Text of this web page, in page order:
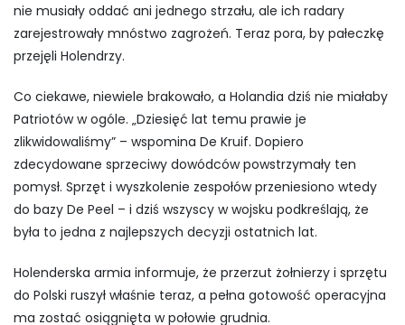
nie musiały oddać ani jednego strzału, ale ich radary
zarejestrowały mnóstwo zagrożeń. Teraz pora, by pałeczkę
przejęli Holendrzy.
Co ciekawe, niewiele brakowało, a Holandia dziś nie miałaby
Patriotów w ogóle. „Dziesięć lat temu prawie je
zlikwidowaliśmy” – wspomina De Kruif. Dopiero
zdecydowane sprzeciwy dowódców powstrzymały ten
pomysł. Sprzęt i wyszkolenie zespołów przeniesiono wtedy
do bazy De Peel – i dziś wszyscy w wojsku podkreślają, że
była to jedna z najlepszych decyzji ostatnich lat.
Holenderska armia informuje, że przerzut żołnierzy i sprzętu
do Polski ruszył właśnie teraz, a pełna gotowość operacyjna
ma zostać osiągnięta w połowie grudnia.